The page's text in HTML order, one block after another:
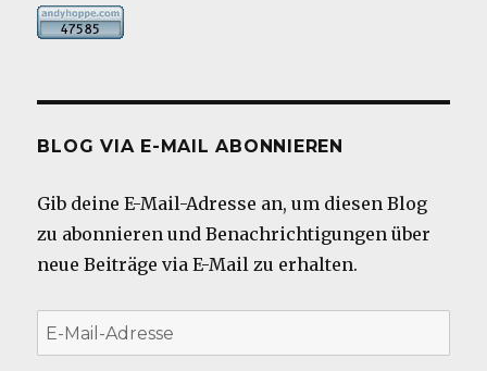
BLOG VIA E-MAIL ABONNIEREN
Gib deine E-Mail-Adresse an, um diesen Blog
zu abonnieren und Benachrichtigungen über
neue Beiträge via E-Mail zu erhalten.
E-
Mail-